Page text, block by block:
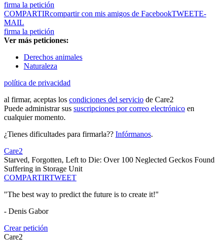
firma la petición
COMPARTIRcompartir con mis amigos de FacebookTWEETE-
MAIL
firma la petición
Ver más peticiones:
Derechos animales
Naturaleza
política de privacidad
al firmar, aceptas los condiciones del servicio de Care2
Puede administrar sus suscripciones por correo electrónico en
cualquier momento.
¿Tienes dificultades para firmarla?? Infórmanos.
Care2
Starved, Forgotten, Left to Die: Over 100 Neglected Geckos Found
Suffering in Storage Unit
COMPARTIRTWEET
"The best way to predict the future is to create it!"
- Denis Gabor
Crear petición
Care2